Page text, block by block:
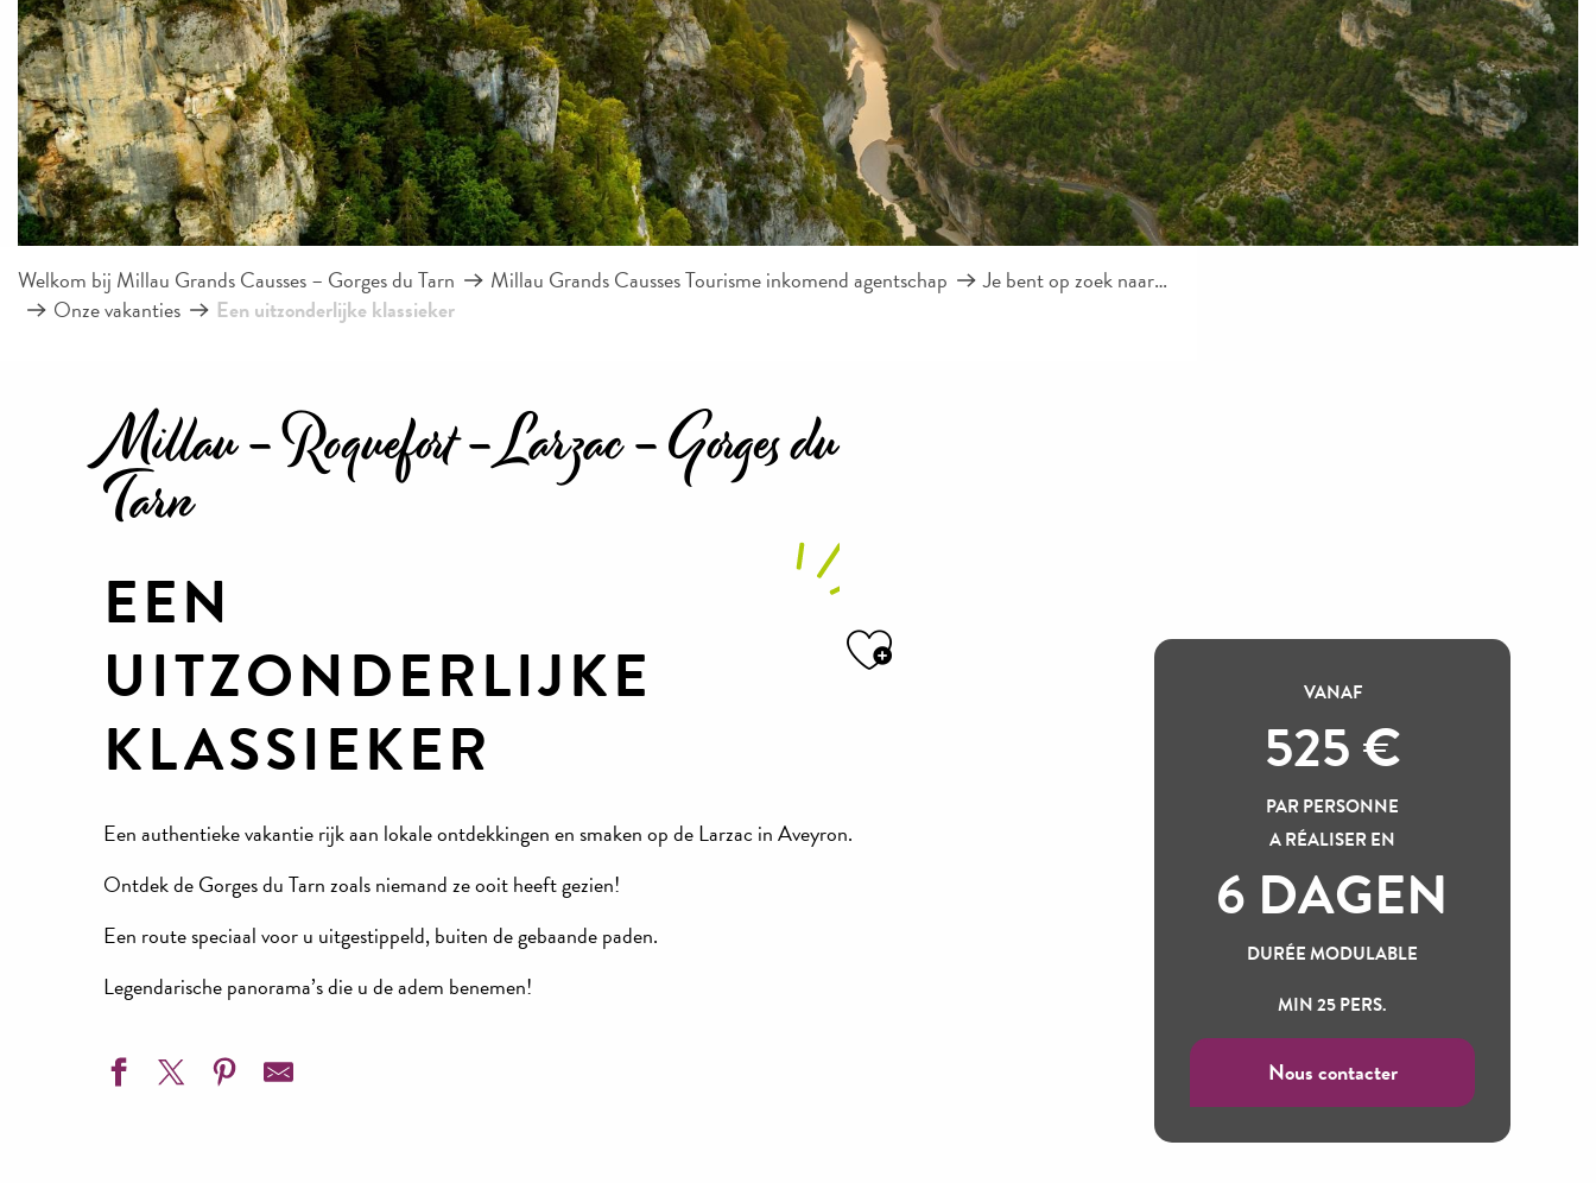
Welkom bij Millau Grands Causses – Gorges du Tarn Millau Grands Causses Tourisme inkomend agentschap
Je bent op zoek naar…
Onze vakanties
Een uitzonderlijke klassieker
Millau - Roquefort - Larzac - Gorges du
Tarn
EEN
UITZONDERLIJKE
KLASSIEKER
Ajouter aux favoris
Een authentieke vakantie rijk aan lokale ontdekkingen en smaken op de Larzac in Aveyron.
Ontdek de Gorges du Tarn zoals niemand ze ooit heeft gezien!
Een route speciaal voor u uitgestippeld, buiten de gebaande paden.
Legendarische panorama’s die u de adem benemen!
VANAF
525€
PAR PERSONNE
A RÉALISER EN
6 DAGEN
DURÉE MODULABLE
MIN 25 PERS.
Nous contacter